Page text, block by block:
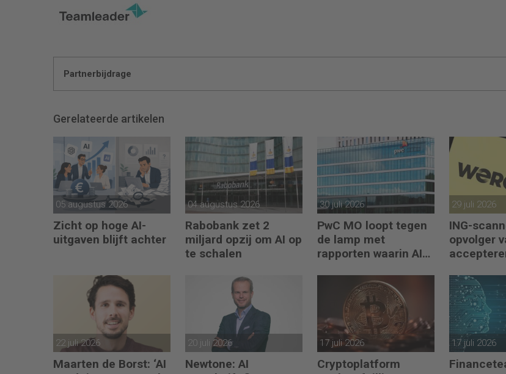
Partnerbijdrage
Gerelateerde artikelen
05 augustus 2026
Zicht op hoge AI-
uitgaven blijft achter
04 augustus 2026
Rabobank zet 2
miljard opzij om AI op
te schalen
30 juli 2026
PwC MO loopt tegen
de lamp met
rapporten waarin AI
29 juli 2026
ING-
opvolger
22 juli 2026
Maarten de Borst: ‘AI
20 juli 2026
Newtone: AI
17 juli 2026
Cryptoplatform
17 juli 2026